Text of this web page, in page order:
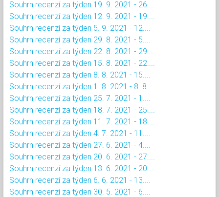
Souhrn recenzí za týden 19. 9. 2021 - 26....
Souhrn recenzí za týden 12. 9. 2021 - 19....
Souhrn recenzí za týden 5. 9. 2021 - 12....
Souhrn recenzí za týden 29. 8. 2021 - 5....
Souhrn recenzí za týden 22. 8. 2021 - 29....
Souhrn recenzí za týden 15. 8. 2021 - 22....
Souhrn recenzí za týden 8. 8. 2021 - 15....
Souhrn recenzí za týden 1. 8. 2021 - 8. 8....
Souhrn recenzí za týden 25. 7. 2021 - 1....
Souhrn recenzí za týden 18. 7. 2021 - 25....
Souhrn recenzí za týden 11. 7. 2021 - 18....
Souhrn recenzí za týden 4. 7. 2021 - 11....
Souhrn recenzí za týden 27. 6. 2021 - 4....
Souhrn recenzí za týden 20. 6. 2021 - 27....
Souhrn recenzí za týden 13. 6. 2021 - 20....
Souhrn recenzí za týden 6. 6. 2021 - 13....
Souhrn recenzí za týden 30. 5. 2021 - 6....